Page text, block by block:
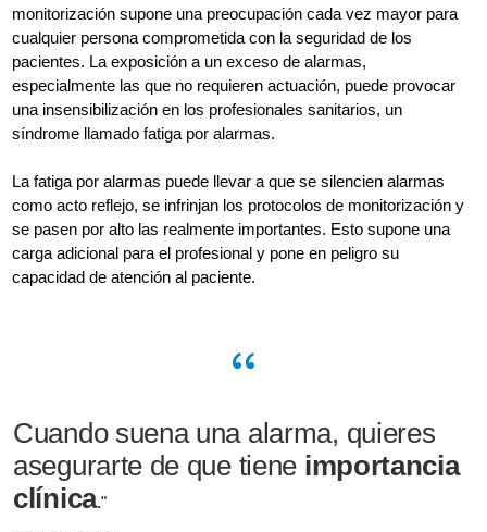
monitorización supone una preocupación cada vez mayor para
cualquier persona comprometida con la seguridad de los
pacientes. La exposición a un exceso de alarmas,
especialmente las que no requieren actuación, puede provocar
una insensibilización en los profesionales sanitarios, un
síndrome llamado fatiga por alarmas.
La fatiga por alarmas puede llevar a que se silencien alarmas
como acto reflejo, se infrinjan los protocolos de monitorización y
se pasen por alto las realmente importantes. Esto supone una
carga adicional para el profesional y pone en peligro su
capacidad de atención al paciente.
Cuando suena una alarma, quieres
asegurarte de que tiene importancia
clínica."